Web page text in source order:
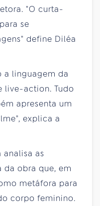
"O curta-
se
define Diléa
a linguagem da
live-action. Tudo
apresenta um
explica a
analisa as
da obra que, em
metáfora para
corpo feminino.